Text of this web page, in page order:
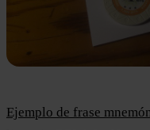
Ejemplo de frase